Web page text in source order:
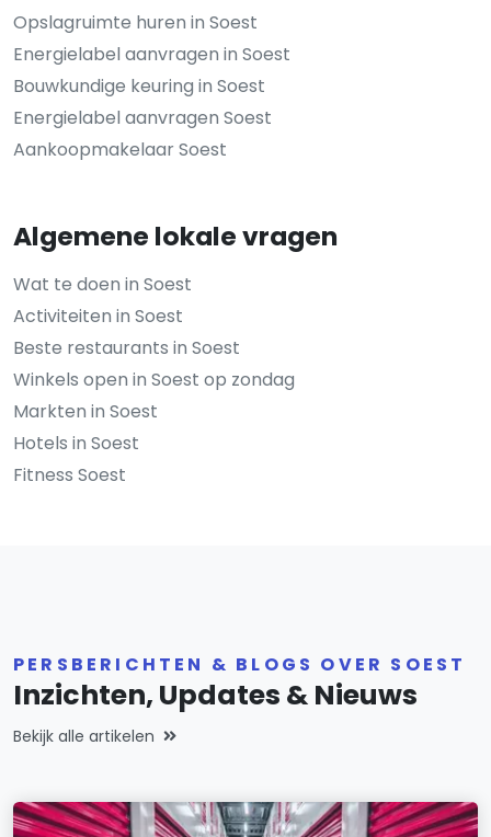
Opslagruimte huren in Soest
Energielabel aanvragen in Soest
Bouwkundige keuring in Soest
Energielabel aanvragen Soest
Aankoopmakelaar Soest
Algemene lokale vragen
Wat te doen in Soest
Activiteiten in Soest
Beste restaurants in Soest
Winkels open in Soest op zondag
Markten in Soest
Hotels in Soest
Fitness Soest
PERSBERICHTEN & BLOGS OVER SOEST
Inzichten, Updates & Nieuws
Bekijk alle artikelen